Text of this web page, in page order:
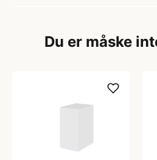
Du er måske